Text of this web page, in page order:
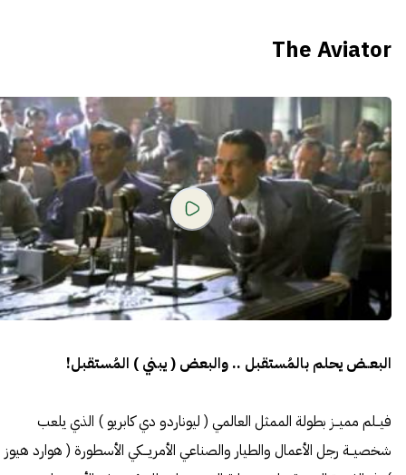
The Aviator
البعــض يحلم بالمُستقبل .. والبعض ( يبني ) المُستقبل!
فيــلم مميــز بطولة الممثل العالمي ( ليوناردو دي كابريو ) الذي يلعب
شخصيــة رجل الأعمال والطيار والصناعي الأمريـــكي الأسطورة ( هوارد هيوز